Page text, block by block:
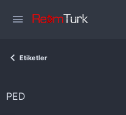
Etiketler
PED